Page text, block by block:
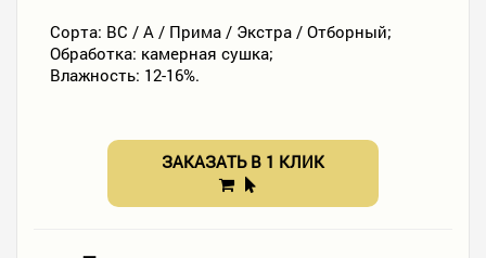
Сорта: ВС / А / Прима / Экстра / Отборный;
Обработка: камерная сушка;
Влажность: 12-16%.
ЗАКАЗАТЬ В 1 КЛИК